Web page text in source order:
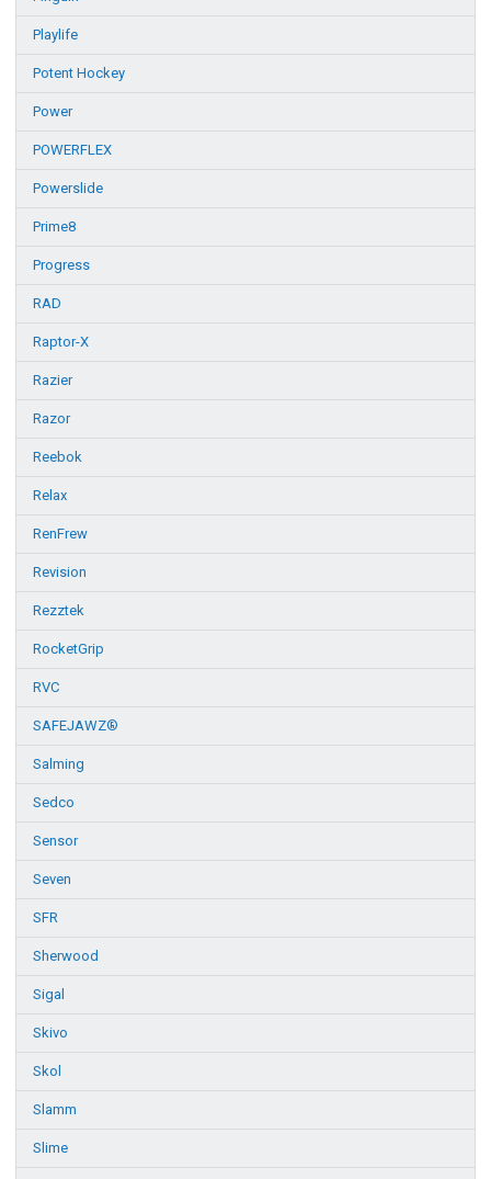
Playlife
Potent Hockey
Power
POWERFLEX
Powerslide
Prime8
Progress
RAD
Raptor-X
Razier
Razor
Reebok
Relax
RenFrew
Revision
Rezztek
RocketGrip
RVC
SAFEJAWZ®
Salming
Sedco
Sensor
Seven
SFR
Sherwood
Sigal
Skivo
Skol
Slamm
Slime